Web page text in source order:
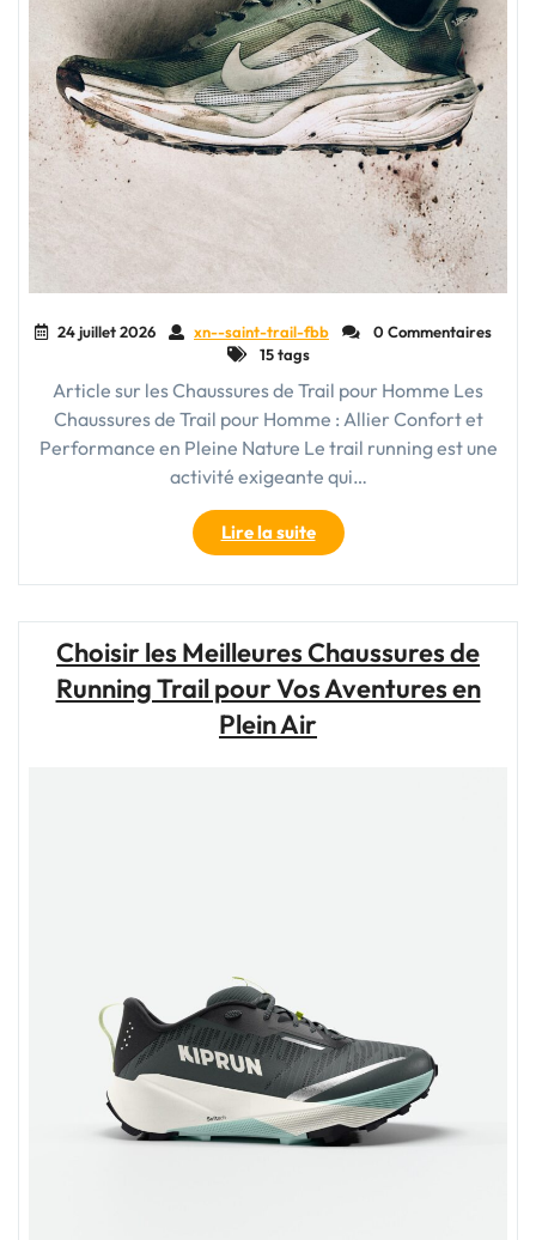
24 juillet 2026 xn--saint-trail-fbb
0 Commentaires
15 tags
Article sur les Chaussures de Trail pour Homme Les
Chaussures de Trail pour Homme : Allier Confort et
Performance en Pleine Nature Le trail running est une
activité exigeante qui…
Lire la suite"Chaussures
de
Trail
:
L’Équipement
Essentiel
pour
Choisir les Meilleures Chaussures de
Running Trail pour Vos Aventures en
Plein Air